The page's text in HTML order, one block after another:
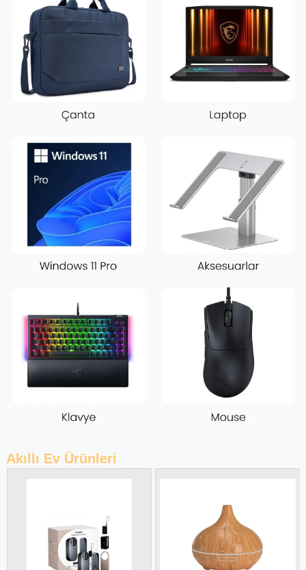
Akıllı Ev Ürünleri